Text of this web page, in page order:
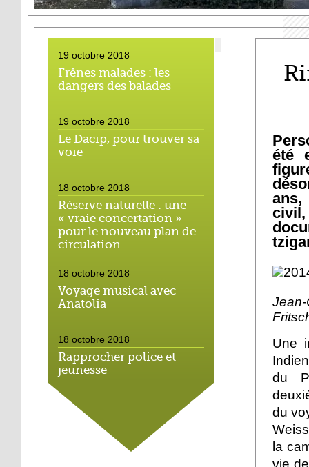
19 octobre 2018
Frênes malades : les
dangers des balades
19 octobre 2018
Le Dacip, pour trouver sa
voie
18 octobre 2018
Réserve naturelle : une
« vraie concertation »
pour le nouveau plan de
circulation
18 octobre 2018
Voyage musical avec
Anatolia
18 octobre 2018
Rapprocher police et
jeunesse
18 octobre 2018
Un jardin face aux
obstacles
été
Une
du
du
la
vie